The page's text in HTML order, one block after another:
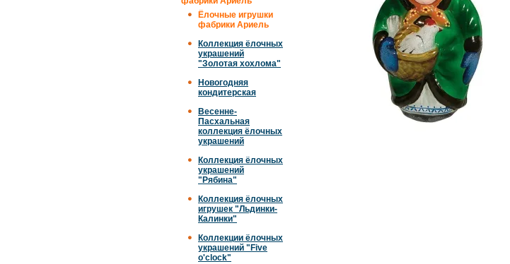
Ёлочные игрушки
фабрики Ариель
Коллекция ёлочных
украшений
"Золотая хохлома"
Новогодняя
кондитерская
Весенне-
Пасхальная
коллекция ёлочных
украшений
Коллекция ёлочных
украшений
"Рябина"
Коллекция ёлочных
игрушек "Льдинки-
Калинки"
Коллекции ёлочных
украшений "Five
o'clock"